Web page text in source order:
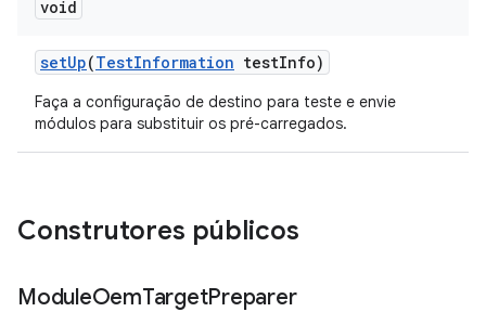
void
setUp(TestInformation testInfo)
Faça a configuração de destino para teste e envie
módulos para substituir os pré-carregados.
Construtores públicos
ModuleOemTargetPreparer